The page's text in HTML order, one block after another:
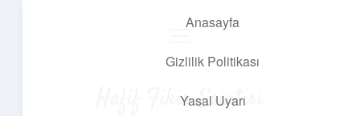
Anasayfa
Gizlilik Politikası
Yasal Uyarı
Hafif Fikir Esintisi